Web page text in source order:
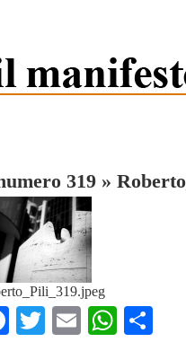
319 »
Facebook
TwitterEmail